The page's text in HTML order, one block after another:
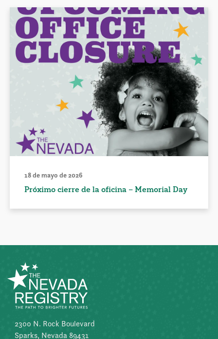
18 de mayo de 2026
Próximo cierre de la oficina – Memorial Day
2300 N. Rock Boulevard
Sparks, Nevada 89431